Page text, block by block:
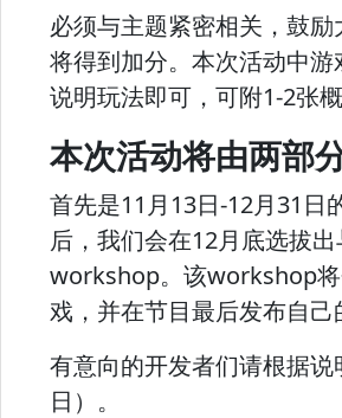
必须与主题紧密相关，鼓
将得到加分。本次活动中
说明玩法即可，可附1-2张概
本次活动将由两部
首先是11月13日-12月31日
后，我们会在12月底选拔
workshop。该workshop将
戏，并在节目最后发布自己
有意向的开发者们请根据
日）。